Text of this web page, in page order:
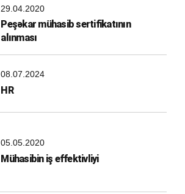
29.04.2020
Peşəkar mühasib sertifikatının
alınması
08.07.2024
HR
05.05.2020
Mühasibin iş effektivliyi